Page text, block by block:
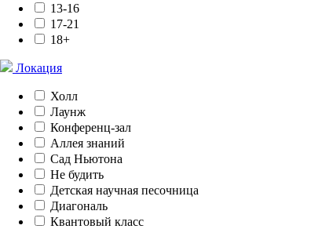
13-16
17-21
18+
Локация
Холл
Лаунж
Конференц-зал
Аллея знаний
Сад Ньютона
Не будить
Детская научная песочница
Диагональ
Квантовый класс